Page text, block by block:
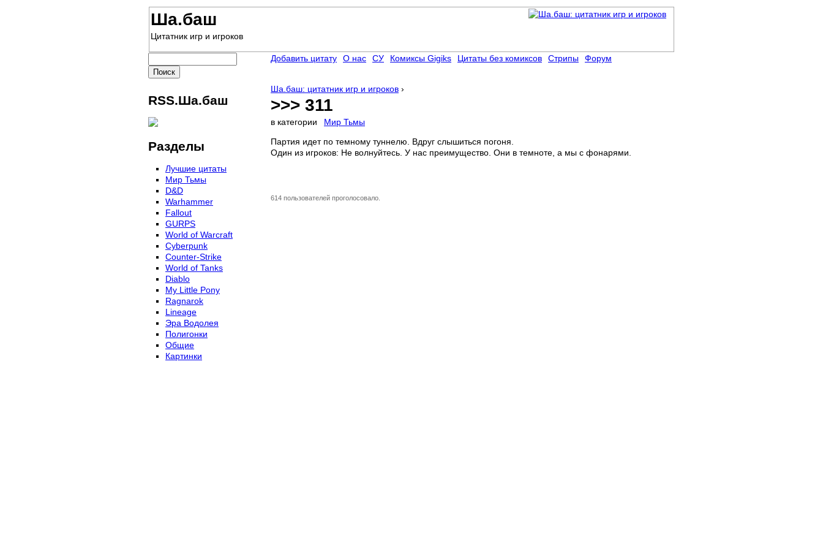
Ша.баш
Цитатник игр и игроков
Ша.баш: цитатник игр и игроков ›
>>> 311
в категории
Мир Тьмы
Партия идет по темному туннелю. Вдруг слышиться погоня.
Один из игроков: Не волнуйтесь. У нас преимущество. Они в темноте, а мы с фонарями.
614 пользователей проголосовало.
Добавить цитату О нас СУ Комиксы Gigiks Цитаты без комиксов Стрипы Форум
RSS.Ша.баш
Разделы
Лучшие цитаты
Мир Тьмы
D&D
Warhammer
Fallout
GURPS
World of Warcraft
Сyberpunk
Counter-Strike
World of Tanks
Diablo
My Little Pony
Ragnarok
Lineage
Эра Водолея
Полигонки
Общие
Картинки